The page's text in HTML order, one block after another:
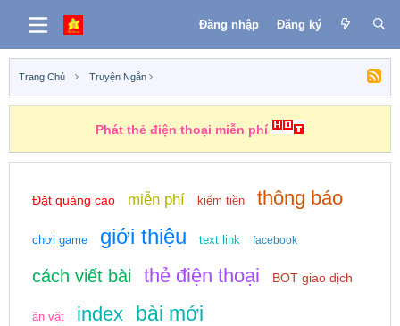
Đăng nhập Đăng ký
Trang Chủ Truyện Ngắn
Phát thẻ điện thoại miễn phí
Đặt quảng cáo miễn phí kiếm tiền thông báo
chơi game giới thiệu text link facebook
cách viết bài thẻ điện thoại BOT giao dịch
ăn vặt index bài mới